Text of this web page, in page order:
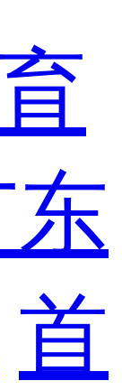
东
首